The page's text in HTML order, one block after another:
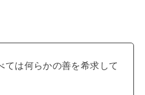
ては何らかの善を希求して